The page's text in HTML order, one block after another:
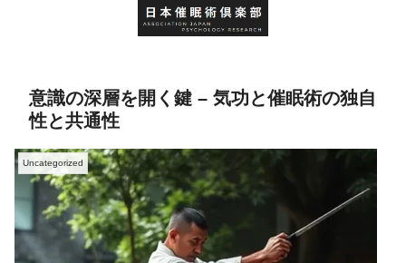
意識の深層を開く鍵 – 気功と催眠術の独自
性と共通性
Uncategorized